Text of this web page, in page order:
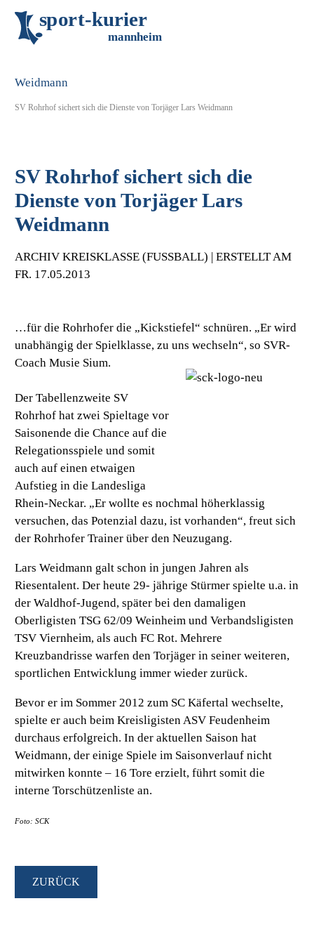
sport-kurier
mannheim
SV Rohrhof sichert sich die Dienste von Torjäger Lars Weidmann
SV Rohrhof sichert sich die
Dienste von Torjäger Lars
Weidmann
ARCHIV KREISKLASSE (FUSSBALL) | ERSTELLT AM F
R. 17.05.2013
…für die Rohrhofer die „Kickstiefel“ schnüren. „Er wird
unabhängig der Spielklasse, zu uns wechseln“, so SVR-
Coach Musie Sium.
Der Tabellenzweite SV
Rohrhof hat zwei Spieltage vor
Saisonende die Chance auf die
Relegationsspiele und somit
auch auf einen etwaigen
Aufstieg in die Landesliga
Rhein-Neckar. „Er wollte es nochmal höherklassig
versuchen, das Potenzial dazu, ist vorhanden“, freut sich
der Rohrhofer Trainer über den Neuzugang.
Lars Weidmann galt schon in jungen Jahren als
Riesentalent. Der heute 29- jährige Stürmer spielte u.a. in
der Waldhof-Jugend, später bei den damaligen
Oberligisten TSG 62/09 Weinheim und Verbandsligisten
TSV Viernheim, als auch FC Rot. Mehrere
Kreuzbandrisse warfen den Torjäger in seiner weiteren,
sportlichen Entwicklung immer wieder zurück.
Bevor er im Sommer 2012 zum SC Käfertal wechselte,
spielte er auch beim Kreisligisten ASV Feudenheim
durchaus erfolgreich. In der aktuellen Saison hat
Weidmann, der einige Spiele im Saisonverlauf nicht
mitwirken konnte – 16 Tore erzielt, führt somit die
interne Torschützenliste an.
Foto: SCK
ZURÜCK